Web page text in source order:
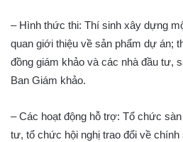
– Hình thức thi: Thí sinh xây dựng
quan giới thiệu về sản phẩm dự án;
đồng giám khảo và các nhà đầu tư,
Ban Giám khảo.
– Các hoạt động hỗ trợ: Tổ chức
tư, tổ chức hội nghị trao đổi về